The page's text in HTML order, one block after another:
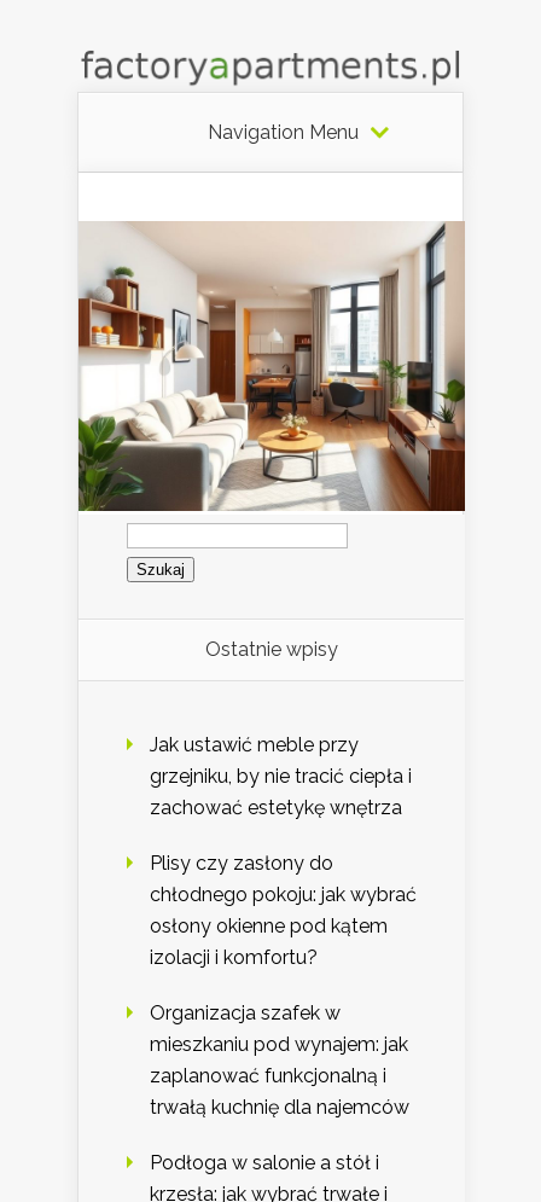
Navigation Menu
Szukaj:
Ostatnie wpisy
Jak ustawić meble przy
grzejniku, by nie tracić ciepła i
zachować estetykę wnętrza
Plisy czy zasłony do
chłodnego pokoju: jak wybrać
osłony okienne pod kątem
izolacji i komfortu?
Organizacja szafek w
mieszkaniu pod wynajem: jak
zaplanować funkcjonalną i
trwałą kuchnię dla najemców
Podłoga w salonie a stół i
krzesła: jak wybrać trwałe i